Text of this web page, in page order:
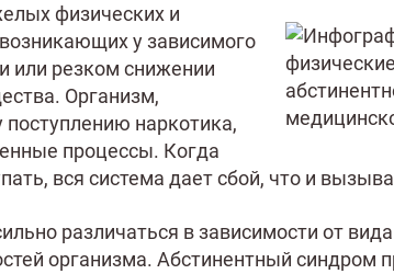
физических и
у зависимого
или резком снижении
Организм,
наркотика,
процессы. Когда
вся система дает сбой, что и
различаться в зависимости от
организма. Абстинентный синдром